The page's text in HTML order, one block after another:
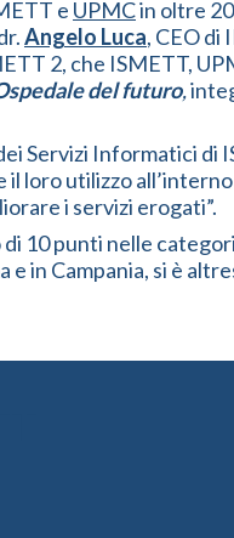
e UPMCin oltre
Angelo Luca, CEO di
2, che ISMETT,
del futuro,
Servizi Informatici di
loro utilizzo
i servizi erogati”.
10 punti nelle
in Campania, si è